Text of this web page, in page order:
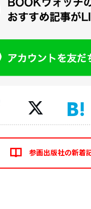
参画出版社の新着